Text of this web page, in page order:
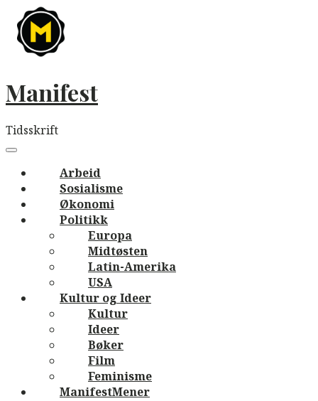
Skip
content
Manifest
Tidsskrift
navigation
Menu
Arbeid
Sosialisme
Økonomi
Politikk
Europa
Midtøsten
Latin-Amerika
USA
Kultur og Ideer
Kultur
Ideer
Bøker
Film
Feminisme
ManifestMener